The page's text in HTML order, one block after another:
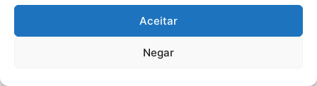
Aceitar
Negar